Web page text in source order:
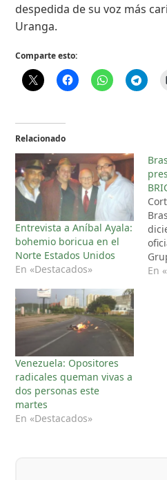
despedida de su voz más
Uranga.
Comparte esto:
Relacionado
Entrevista a Aníbal Ayala:
bohemio boricua en el
Norte Estados Unidos
En «Destacados»
el
En
Venezuela: Opositores
radicales queman vivas a
dos personas este
martes
En «Destacados»